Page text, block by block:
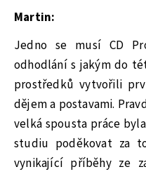
Martin:
Jedno se musí CD
odhodlání s jakým do
prostředků vytvořili
dějem a postavami.
velká spousta práce
studiu poděkovat za
vynikající příběhy ze